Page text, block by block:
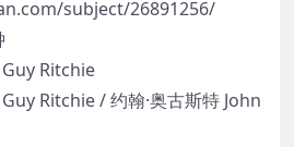
subject/26891256/
Ritchie
Ritchie / 约翰·奥古斯特 John